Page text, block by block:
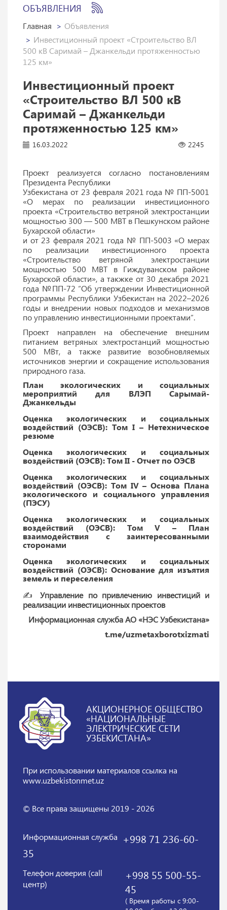
ОБЪЯВЛЕНИЯ
Главная
Объявления
Инвестиционный проект «Строительство ВЛ
500 кВ Саримай – Джанкельди протяженностью
125 км»
Инвестиционный проект
«Строительство ВЛ 500 кВ
Саримай – Джанкельди
протяженностью 125 км»
16.03.2022 2245
Проект реализуется согласно постановлениям
Президента Республики
Узбекистана от 23 февраля 2021 года № ПП-5001
«О мерах по реализации инвестиционного
проекта «Строительство ветряной электростанции
мощностью 300 — 500 МВТ в Пешкунском районе
Бухарской области»
и от 23 февраля 2021 года № ПП-5003 «О мерах
по реализации инвестиционного проекта
«Строительство ветряной электростанции
мощностью 500 МВТ в Гиждуванском районе
Бухарской области», а такжке от 30 декабря 2021
года №ПП-72 “Об утверждении Инвестиционной
программы Республики Узбекистан на 2022–2026
годы и внедрении новых подходов и механизмов
по управлению инвестиционными проектами”.
Проект направлен на обеспечение внешним
питанием ветряных электростанций мощностью
500 МВт, а также развитие возобновляемых
источников энергии и сокращение использования
природного газа.
План экологических и социальных
мероприятий для ВЛЭП Сарымай-
Джанкельды
Оценка экологических и социальных
воздействий (ОЭСВ): Том I – Нетехническое
резюме
Оценка экологических и социальных
воздействий (ОЭСВ): Том II - Отчет по ОЭСВ
Оценка экологических и социальных
воздействий (ОЭСВ): Том IV – Основа Плана
экологического и социального управления
(ПЭСУ)
Оценка экологических и социальных
воздействий (ОЭСВ): Том V – План
взаимодействия с заинтересованными
сторонами
Оценка экологических и социальных
воздействий (ОЭСВ): Основание для изъятия
земель и переселения
✍️ Управление по привлечению инвестиций и
реализации инвестиционных проектов
Информационная служба АО «НЭС Узбекистана»
t.me/uzmetaxborotxizmati
АКЦИОНЕРНОЕ ОБЩЕСТВО
«НАЦИОНАЛЬНЫЕ
ЭЛЕКТРИЧЕСКИЕ СЕТИ
УЗБЕКИСТАНА»
При использовании материаловссылка на
www.uzbekistonmet.uz
© Все права защищены 2019 - 2026
Информационная служба
+998 71 236-60-
35
Телефон доверия (call
центр)
+998 55 500-55-
45
( Время работы с 9:00-